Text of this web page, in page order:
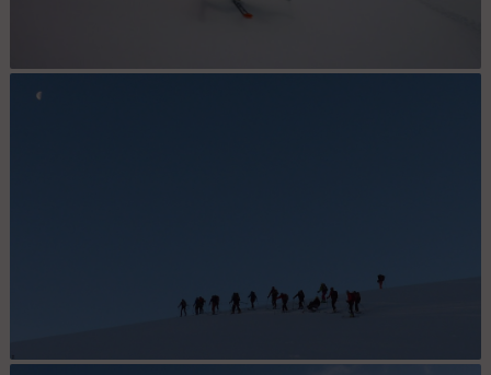
Descente du Rimpfischhorn : Les facéties du Gouyde devant la